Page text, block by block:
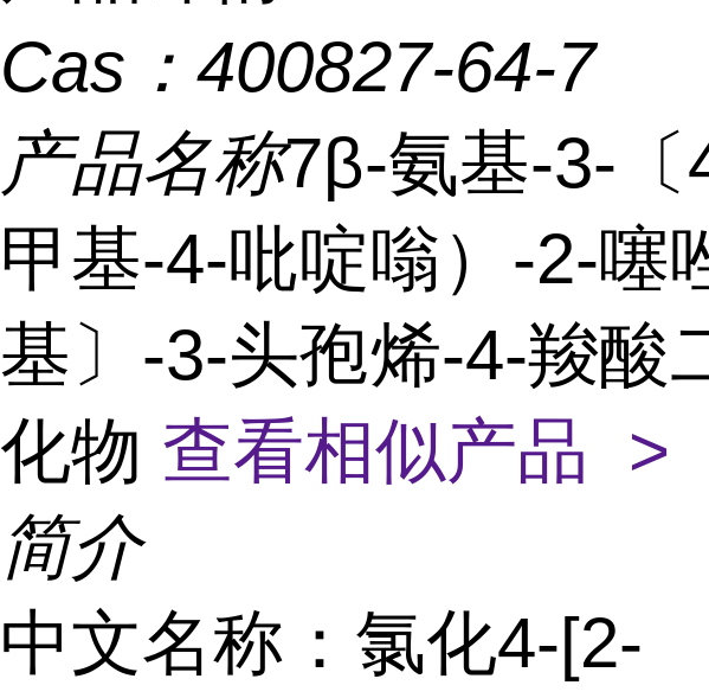
Cas： 400827-64-7
产品名称7β-氨基-3-〔
甲基-4-吡啶嗡）-2-噻
基〕-3-头孢烯-4-羧酸
化物 查看相似产品 >
简介
中文名称：氯化4-[2-